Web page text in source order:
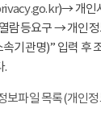
)→ 개인
람등요구 → 개인
기관명)” 입력 후
.
파일 목록(개인정